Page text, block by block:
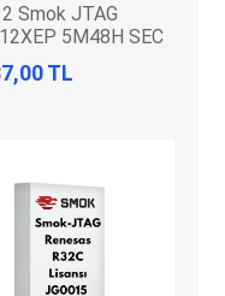
Smok JTAG
5M48H SEC
TL